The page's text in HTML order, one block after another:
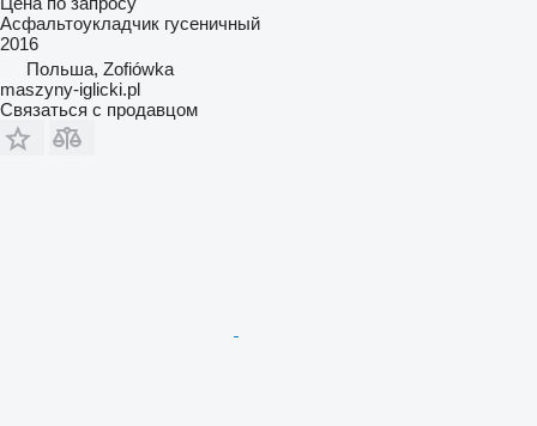
Асфальтоукладчик гусеничный
2016
Польша, Zofiówka
maszyny-iglicki.pl
Связаться с продавцом